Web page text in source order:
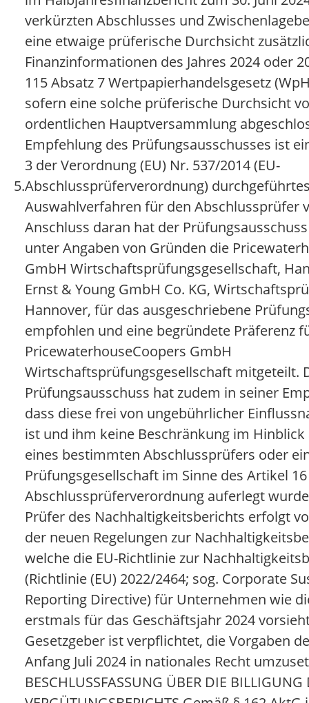
5.
verkürzten Abschlusses und
eine etwaige prüferische Durchsicht
Finanzinformationen des Jahres 2024 oder
115 Absatz 7 Wertpapierhandelsgesetz
sofern eine solche prüferische Durchsicht
ordentlichen Hauptversammlung
Empfehlung des Prüfungsausschusses ist
3 der Verordnung (EU) Nr. 537/2014 (EU-
Abschlussprüferverordnung)
Auswahlverfahren für den Abschlussprüfer
Anschluss daran hat der
unter Angaben von Gründen die
GmbH Wirtschaftsprüfungsgesellschaft,
Ernst & Young GmbH Co. KG,
Hannover, für das ausgeschriebene
empfohlen und eine begründete Präferenz
PricewaterhouseCoopers GmbH
Wirtschaftsprüfungsgesellschaft mitgeteilt.
Prüfungsausschuss hat zudem in seiner
dass diese frei von ungebührlicher
ist und ihm keine Beschränkung im
eines bestimmten Abschlussprüfers oder
Prüfungsgesellschaft im Sinne des Artikel 16
Abschlussprüferverordnung auferlegt
Prüfer des Nachhaltigkeitsberichts erfolgt
der neuen Regelungen zur
welche die EU-Richtlinie zur
(Richtlinie (EU) 2022/2464; sog. Corporate
Reporting Directive) für Unternehmen wie
erstmals für das Geschäftsjahr 2024
Gesetzgeber ist verpflichtet, die Vorgaben
Anfang Juli 2024 in nationales Recht
BESCHLUSSFASSUNG ÜBER DIE BILLIGUNG